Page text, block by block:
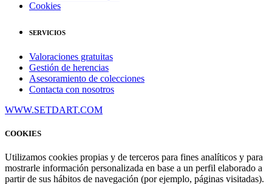
Cookies
SERVICIOS
Valoraciones gratuitas
Gestión de herencias
Asesoramiento de colecciones
Contacta con nosotros
WWW.SETDART.COM
COOKIES
Utilizamos cookies propias y de terceros para fines analíticos y para
mostrarle información personalizada en base a un perfil elaborado a
partir de sus hábitos de navegación (por ejemplo, páginas visitadas).